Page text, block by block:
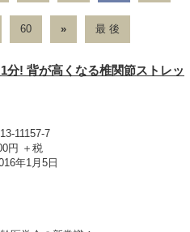
60 » 最 後
分! 背が高くなる椎関節ストレッ
11157-7
円 ＋税
年1月5日